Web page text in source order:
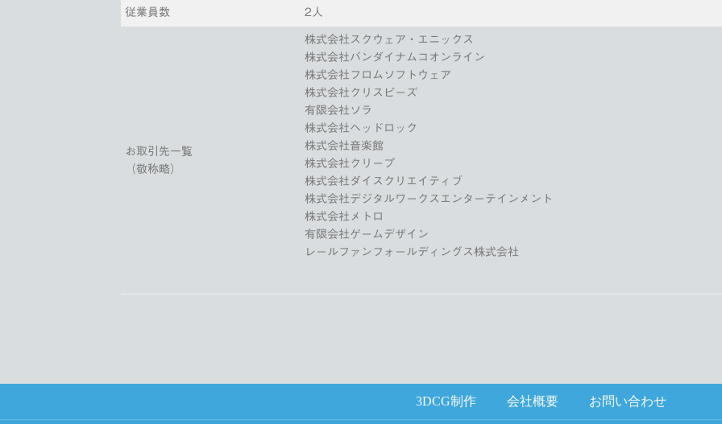
従業員数 2人
お取引先一覧
（敬称略）
株式会社スクウェア・エニックス
株式会社バンダイナムコオンライン
株式会社フロムソフトウェア
株式会社クリスピーズ
有限会社ソラ
株式会社ヘッドロック
株式会社音楽館
株式会社クリープ
株式会社ダイスクリエイティブ
株式会社デジタルワークスエンターテインメント
株式会社メトロ
有限会社ゲームデザイン
レールファンフォールディングス株式会社
3DCG制作 会社概要 お問い合わせ